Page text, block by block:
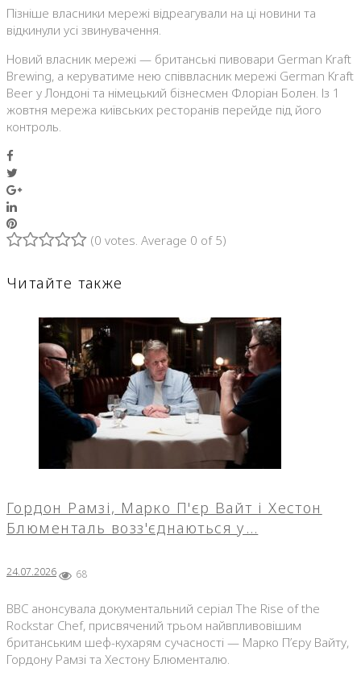
Пізніше власники мережі відреагували на ці новини та
відкинули усі звинувачення.
Новий власник мережі — британські пивовари German Kraft
Brewing, а керуватиме нею співвласник мережі German Kraft
Beer у Лондоні та німецький бізнесмен Флоріан Болен. Із 1
жовтня мережа київських ресторанів перейде під його
контроль.
Google+
LinkedIn
Pinterest
(0 votes. Average 0 of 5)
Читайте также
Гордон Рамзі, Марко П'єр Вайт і Хестон
Блюменталь возз'єднаються у…
24.07.2026 68
BBC анонсувала документальний серіал The Rise of the
Rockstar Chef, присвячений трьом найвпливовішим
британським шеф-кухарям сучасності — Марко П’єру Вайту,
Гордону Рамзі та Хестону Блюменталю.